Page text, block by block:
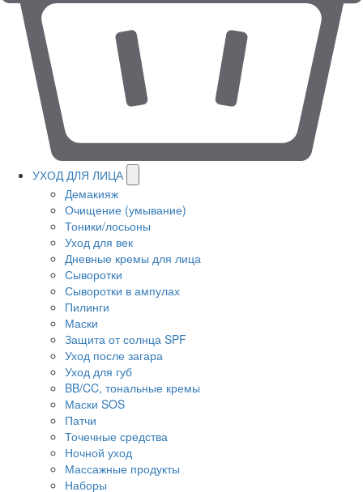
УХОД ДЛЯ ЛИЦА
Демакияж
Очищение (умывание)
Тоники/лосьоны
Уход для век
Дневные кремы для лица
Сыворотки
Сыворотки в ампулах
Пилинги
Маски
Защита от солнца SPF
Уход после загара
Уход для губ
BB/CC, тональные кремы
Маски SOS
Патчи
Точечные средства
Ночной уход
Массажные продукты
Наборы